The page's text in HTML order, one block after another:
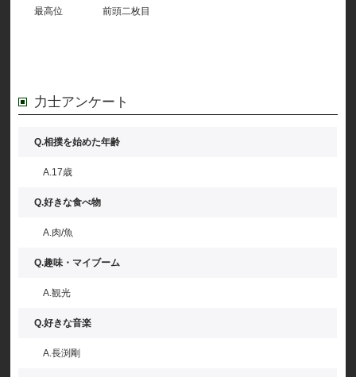
最高位 前頭二枚目
力士アンケート
Q.相撲を始めた年齢
A.17歳
Q.好きな食べ物
A.肉/魚
Q.趣味・マイブーム
A.観光
Q.好きな音楽
A.長渕剛